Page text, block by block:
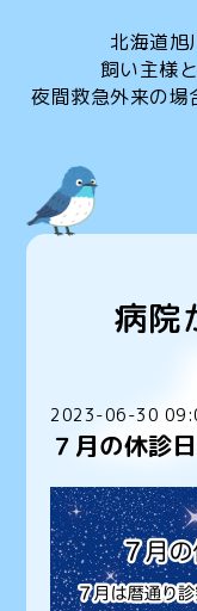
北海道旭
飼い主様
夜間救急外来の場
病院
2023-06-30
７月の休診